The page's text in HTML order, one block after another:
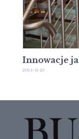
Innowacje
2024-11-29